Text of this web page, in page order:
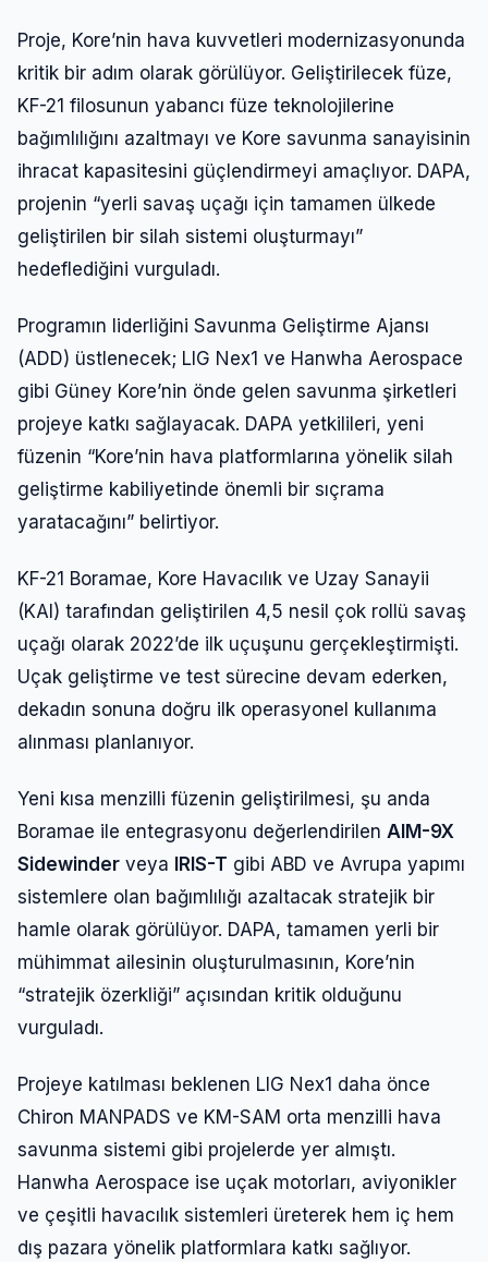
Proje, Kore’nin hava kuvvetleri modernizasyonunda
kritik bir adım olarak görülüyor. Geliştirilecek füze,
KF-21 filosunun yabancı füze teknolojilerine
bağımlılığını azaltmayı ve Kore savunma sanayisinin
ihracat kapasitesini güçlendirmeyi amaçlıyor. DAPA,
projenin “yerli savaş uçağı için tamamen ülkede
geliştirilen bir silah sistemi oluşturmayı”
hedeflediğini vurguladı.
Programın liderliğini Savunma Geliştirme Ajansı
(ADD) üstlenecek; LIG Nex1 ve Hanwha Aerospace
gibi Güney Kore’nin önde gelen savunma şirketleri
projeye katkı sağlayacak. DAPA yetkilileri, yeni
füzenin “Kore’nin hava platformlarına yönelik silah
geliştirme kabiliyetinde önemli bir sıçrama
yaratacağını” belirtiyor.
KF-21 Boramae, Kore Havacılık ve Uzay Sanayii
(KAI) tarafından geliştirilen 4,5 nesil çok rollü savaş
uçağı olarak 2022’de ilk uçuşunu gerçekleştirmişti.
Uçak geliştirme ve test sürecine devam ederken,
dekadın sonuna doğru ilk operasyonel kullanıma
alınması planlanıyor.
Yeni kısa menzilli füzenin geliştirilmesi, şu anda
Boramae ile entegrasyonu değerlendirilen AIM-9X
Sidewinder veya IRIS-T gibi ABD ve Avrupa yapımı
sistemlere olan bağımlılığı azaltacak stratejik bir
hamle olarak görülüyor. DAPA, tamamen yerli bir
mühimmat ailesinin oluşturulmasının, Kore’nin
“stratejik özerkliği” açısından kritik olduğunu
vurguladı.
Projeye katılması beklenen LIG Nex1 daha önce
Chiron MANPADS ve KM-SAM orta menzilli hava
savunma sistemi gibi projelerde yer almıştı.
Hanwha Aerospace ise uçak motorları, aviyonikler
ve çeşitli havacılık sistemleri üreterek hem iç hem
dış pazara yönelik platformlara katkı sağlıyor.
Giriş Yap
Kullanıcı Adı veya E-posta